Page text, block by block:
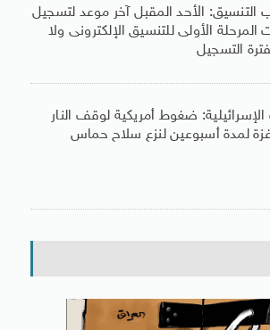
التنسيق: الأحد المقبل آخر موعد لتسجيل
المرحلة الأولى للتنسيق الإلكترونى ولا
التسجيل
الإسرائيلية: ضغوط أمريكية لوقف النار
لمدة أسبوعين لنزع سلاح حماس